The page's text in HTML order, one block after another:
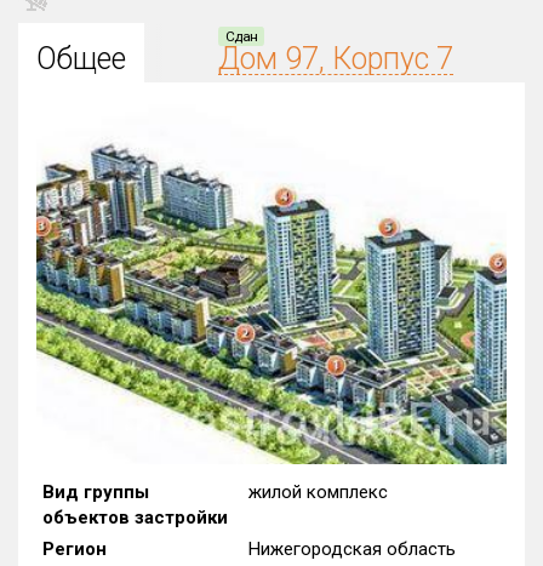
Населённый пункт
Район в городе
Все
₽/м² млн ₽
Цена
от до
Общая площадь, м²
от до
Срок сдачи
до
Общее
Сдан
Дом 97, Корпус 7
Вид группы
объектов застройки
жилой комплекс
Регион
Нижегородская область